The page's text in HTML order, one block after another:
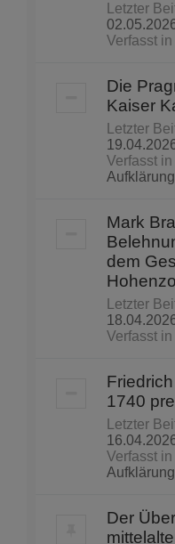
Letzter
Verfasst in
Die
Kaiser
Letzter
Verfasst in
Aufklärung
Mark
dem
Letzter
Verfasst in
1740
Letzter
Verfasst in
Aufklärung
Der